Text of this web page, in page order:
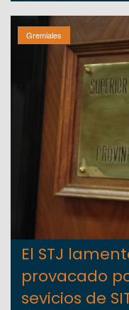
Gremiales
El STJ
provacado
sevicios de